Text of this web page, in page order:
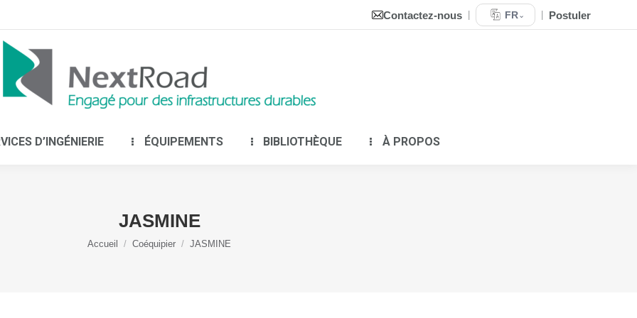
Contactez-nous FR⌄ Postuler
D’INGÉNIERIE ÉQUIPEMENTS BIBLIOTHÈQUE À PROPOS
JASMINE
Vous êtes ici :
Accueil Coéquipier JASMINE
LE GROUPE SERVICES D’INGÉNIERIE ÉQUIPEMENTS BIBLIOTHÈQUE À PROPOS